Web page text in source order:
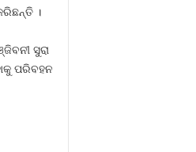
।
ସୁରା
ପରିବହନ